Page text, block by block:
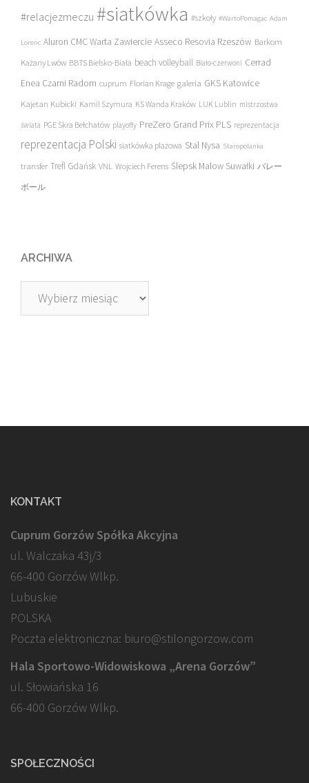
#relacjezmeczu #siatkówka #szkoły #WartoPomagac Adam
Lorenc Aluron CMC Warta Zawiercie Asseco Resovia Rzeszów Barkom
Każany Lwów BBTS Bielsko-Biała beach volleyball Biało-czerwoni Cerrad
Enea Czarni Radom cuprum Florian Krage galeria GKS Katowice
Kajetan Kubicki Kamil Szymura KS Wanda Kraków LUK Lublin mistrzostwa
świata PGE Skra Bełchatów playoffy PreZero Grand Prix PLS reprezentacja
reprezentacja Polski siatkówka plażowa Stal Nysa Staropolanka
transfer Trefl Gdańsk VNL Wojciech Ferens Ślepsk Malow Suwałki バレー
ボール
ARCHIWA
Archiwa
KONTAKT
Cuprum Gorzów Spółka Akcyjna
ul. Walczaka 43j/3
66-400 Gorzów Wlkp.
Lubuskie
POLSKA
Poczta elektroniczna: biuro@stilongorzow.com
Hala Sportowo-Widowiskowa „Arena Gorzów”
ul. Słowiańska 16
66-400 Gorzów Wlkp.
SPOŁECZNOŚCI